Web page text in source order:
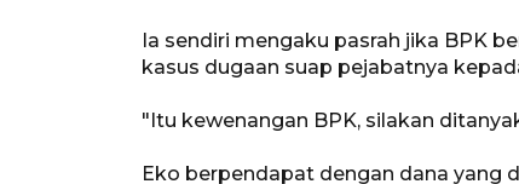
Ia sendiri mengaku pasrah jika BPK
kasus dugaan suap pejabatnya
"Itu kewenangan BPK, silakan
Eko berpendapat dengan dana yang